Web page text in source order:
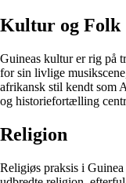
Kultur og Folk
Guineas kultur er rig på
for sin livlige
afrikansk stil kendt som
og historiefortælling
Religion
Religiøs praksis i